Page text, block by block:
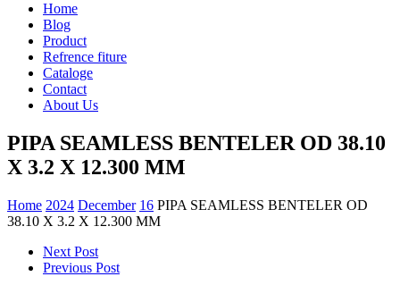
Home
Blog
Product
Refrence fiture
Cataloge
Contact
About Us
PIPA SEAMLESS BENTELER OD 38.10
X 3.2 X 12.300 MM
Home 2024 December 16 PIPA SEAMLESS BENTELER OD
38.10 X 3.2 X 12.300 MM
Next Post
Previous Post